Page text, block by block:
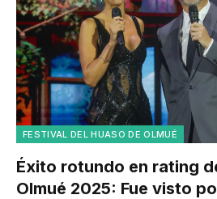
FESTIVAL DEL HUASO DE OLMUÉ
Éxito rotundo en rating
Olmué 2025: Fue visto